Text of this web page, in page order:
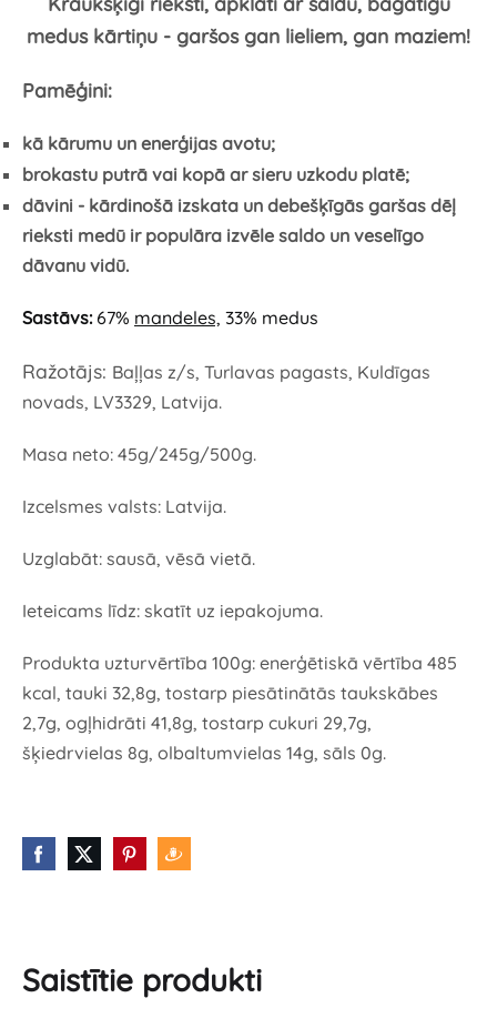
medus kārtiņu - garšos gan lieliem, gan maziem!
Pamēģini:
kā kārumu un enerģijas avotu;
brokastu putrā vai kopā ar sieru uzkodu platē;
dāvini - kārdinošā izskata un debešķīgās garšas dēļ
rieksti medū ir populāra izvēle saldo un veselīgo
dāvanu vidū.
Sastāvs: 67% mandeles, 33% medus
Ražotājs: Baļļas z/s, Turlavas pagasts, Kuldīgas
novads, LV3329, Latvija.
Masa neto: 45g/245g/500g.
Izcelsmes valsts: Latvija.
Uzglabāt: sausā, vēsā vietā.
Ieteicams līdz: skatīt uz iepakojuma.
Produkta uzturvērtība 100g: enerģētiskā vērtība 485
kcal, tauki 32,8g, tostarp piesātinātās taukskābes
2,7g, ogļhidrāti 41,8g, tostarp cukuri 29,7g,
šķiedrvielas 8g, olbaltumvielas 14g, sāls 0g.
Saistītie produkti